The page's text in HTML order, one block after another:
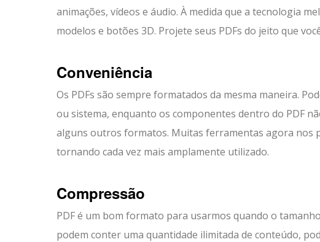
animações, vídeos e áudio. À medida que a tecnologia
modelos e botões 3D. Projete seus PDFs do jeito que
Conveniência
Os PDFs são sempre formatados da mesma maneira.
ou sistema, enquanto os componentes dentro do PDF
alguns outros formatos. Muitas ferramentas agora nos
tornando cada vez mais amplamente utilizado.
Compressão
PDF é um bom formato para usarmos quando o
podem conter uma quantidade ilimitada de conteúdo,